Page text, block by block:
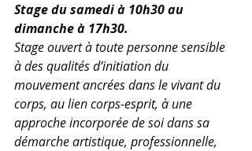
Stage du samedi à 10h30 au
dimanche à 17h30.
Stage ouvert à toute personne sensible
à des qualités d’initiation du
mouvement ancrées dans le vivant du
corps, au lien corps-esprit, à une
approche incorporée de soi dans sa
démarche artistique, professionnelle,